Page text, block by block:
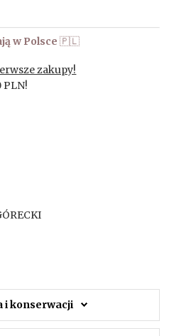
w Polsce 🇵🇱
zakupy!
PLN!
i konserwacji